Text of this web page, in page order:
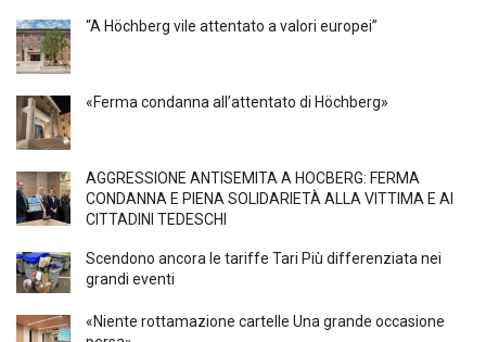
“A Höchberg vile attentato a valori europei”
«Ferma condanna all’attentato di Höchberg»
AGGRESSIONE ANTISEMITA A HÖCBERG: FERMA
CONDANNA E PIENA SOLIDARIETÀ ALLA VITTIMA E AI
CITTADINI TEDESCHI
Scendono ancora le tariffe Tari Più differenziata nei
grandi eventi
«Niente rottamazione cartelle Una grande occasione